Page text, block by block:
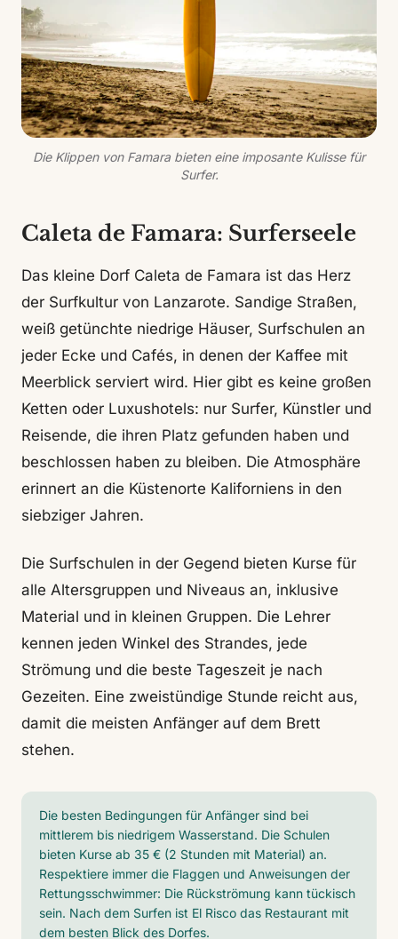
Die Klippen von Famara bieten eine imposante Kulisse für
Surfer.
Caleta de Famara: Surferseele
Das kleine Dorf Caleta de Famara ist das Herz
der Surfkultur von Lanzarote. Sandige Straßen,
weiß getünchte niedrige Häuser, Surfschulen an
jeder Ecke und Cafés, in denen der Kaffee mit
Meerblick serviert wird. Hier gibt es keine großen
Ketten oder Luxushotels: nur Surfer, Künstler und
Reisende, die ihren Platz gefunden haben und
beschlossen haben zu bleiben. Die Atmosphäre
erinnert an die Küstenorte Kaliforniens in den
siebziger Jahren.
Die Surfschulen in der Gegend bieten Kurse für
alle Altersgruppen und Niveaus an, inklusive
Material und in kleinen Gruppen. Die Lehrer
kennen jeden Winkel des Strandes, jede
Strömung und die beste Tageszeit je nach
Gezeiten. Eine zweistündige Stunde reicht aus,
damit die meisten Anfänger auf dem Brett
stehen.
Die besten Bedingungen für Anfänger sind bei
mittlerem bis niedrigem Wasserstand. Die Schulen
bieten Kurse ab 35 € (2 Stunden mit Material) an.
Respektiere immer die Flaggen und Anweisungen der
Rettungsschwimmer: Die Rückströmung kann tückisch
sein. Nach dem Surfen ist El Risco das Restaurant mit
dem besten Blick des Dorfes.